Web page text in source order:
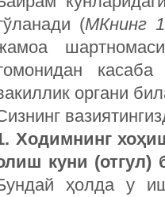
(МКнинг
органи
Ходимнинг
куни
ҳолда у